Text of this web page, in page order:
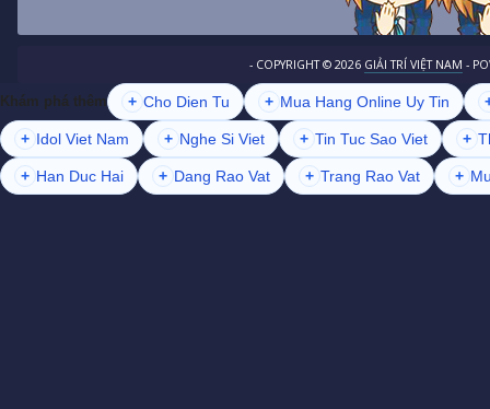
- COPYRIGHT © 2026 GIẢI TRÍ VIỆT NAM -
Khám phá thêm + Cho Dien Tu + Mua Hang Online Uy Tin
+ Idol Viet Nam + Nghe Si Viet + Tin Tuc Sao Viet +
+ Han Duc Hai + Dang Rao Vat + Trang Rao Vat +